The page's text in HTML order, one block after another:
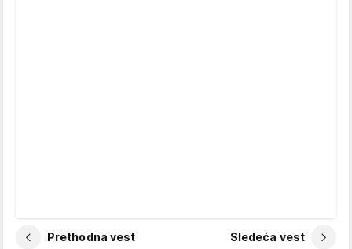
Prethodna vest Sledeća vest